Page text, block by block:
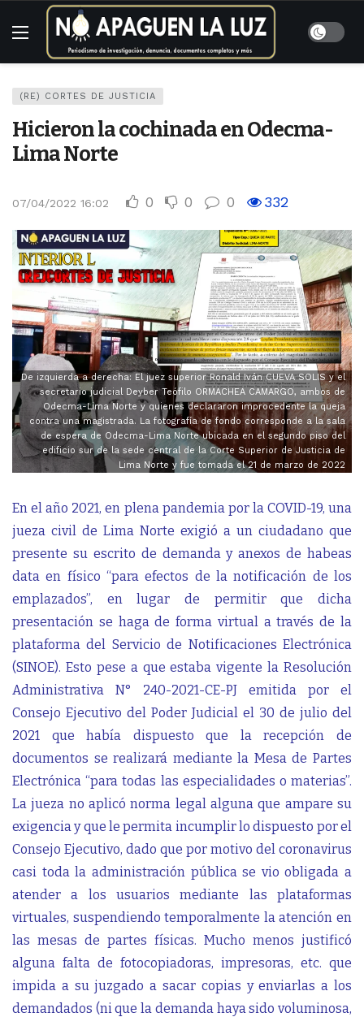
(RE) CORTES DE JUSTICIA
Hicieron la cochinada en Odecma-
Lima Norte
07/04/2022 16:02 0 0 0 332
De izquierda a derecha: El juez superior Ronald Iván CUEVA SOLIS y el
secretario judicial Deyber Teófilo ORMACHEA CAMARGO, ambos de
Odecma-Lima Norte y quienes declararon improcedente la queja
contra una magistrada. La fotografía de fondo corresponde a la sala
de espera de Odecma-Lima Norte ubicada en el segundo piso del
edificio sur de la sede central de la Corte Superior de Justicia de
Lima Norte y fue tomada el 21 de marzo de 2022
En el año 2021, en plena pandemia por la COVID-19, una
jueza civil de Lima Norte exigió a un ciudadano que
presente su escrito de demanda y anexos de habeas
data en físico “para efectos de la notificación de los
emplazados”, en lugar de permitir que dicha
presentación se haga de forma virtual a través de la
plataforma del Servicio de Notificaciones Electrónica
(SINOE). Esto pese a que estaba vigente la Resolución
Administrativa N° 240-2021-CE-PJ emitida por el
Consejo Ejecutivo del Poder Judicial el 30 de julio del
2021 que había dispuesto que la recepción de
documentos se realizará mediante la Mesa de Partes
Electrónica “para todas las especialidades o materias”.
La jueza no aplicó norma legal alguna que ampare su
exigencia y que le permita incumplir lo dispuesto por el
Consejo Ejecutivo, dado que por motivo del coronavirus
casi toda la administración pública se vio obligada a
atender a los usuarios mediante las plataformas
virtuales, suspendiendo temporalmente la atención en
las mesas de partes físicas. Mucho menos justificó
alguna falta de fotocopiadoras, impresoras, etc. que
impida a su juzgado a sacar copias y enviarlas a los
demandados (ni que la demanda haya sido voluminosa,